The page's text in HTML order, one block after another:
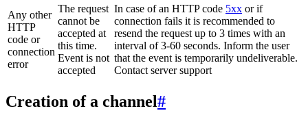
Any other
HTTP
code or
connection
error
The request
cannot be
accepted at
this time.
Event is not
accepted
In case of an HTTP code 5xx or if
connection fails it is recommended to
resend the request up to 3 times with an
interval of 3-60 seconds. Inform the user
that the event is temporarily undeliverable.
Contact server support
Creation of a channel#